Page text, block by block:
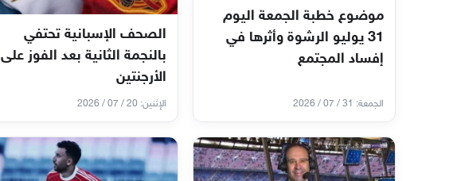
موضوع خطبة الجمعة اليوم
31 يوليو الرشوة وأثرها في
إفساد المجتمع
الجمعة: 31 / 07 / 2026
الصحف الإسبانية تحتفي
بالنجمة الثانية بعد الفوز على
الأرجنتين
الإثنين: 20 / 07 / 2026